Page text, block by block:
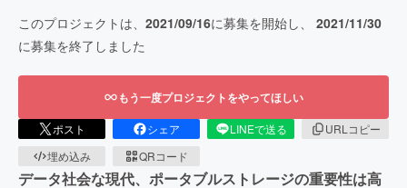
このプロジェクトは、 2021/09/16に募集を開始し、 2021/11/30
に募集を終了しました
もう一度プロジェクトをやってほしい
ポスト シェア LINEで送る
URLコピー
埋め込み
QRコード
データ社会な現代、ポータブルストレージの重要性は高